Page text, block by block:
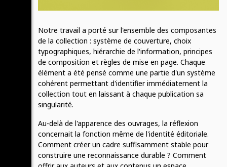
Notre travail a porté sur l'ensemble des composantes
de la collection : système de couverture, choix
typographiques, hiérarchie de l'information, principes
de composition et règles de mise en page. Chaque
élément a été pensé comme une partie d'un système
cohérent permettant d'identifier immédiatement la
collection tout en laissant à chaque publication sa
singularité.
Au-delà de l'apparence des ouvrages, la réflexion
concernait la fonction même de l'identité éditoriale.
Comment créer un cadre suffisamment stable pour
construire une reconnaissance durable ? Comment